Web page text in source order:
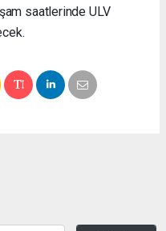
saatlerinde ULV